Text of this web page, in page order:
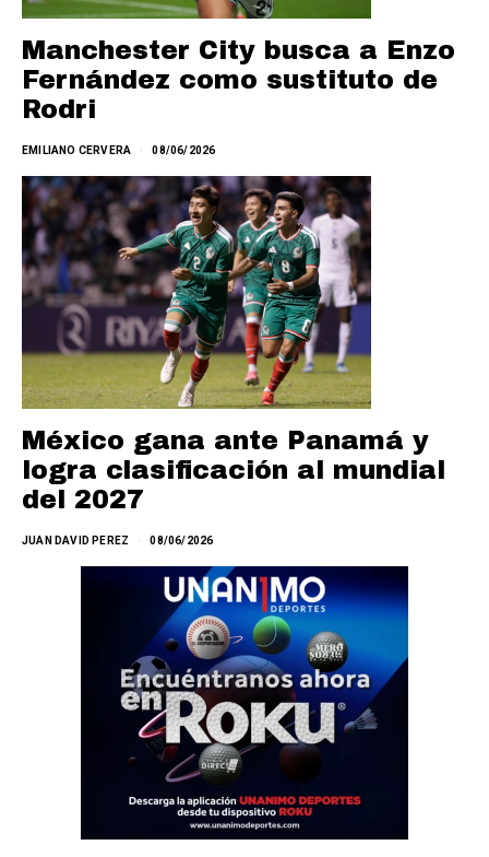
Manchester City busca a Enzo
Fernández como sustituto de
Rodri
EMILIANO CERVERA 08/06/2026
México gana ante Panamá y
logra clasificación al mundial
del 2027
JUAN DAVID PEREZ 08/06/2026